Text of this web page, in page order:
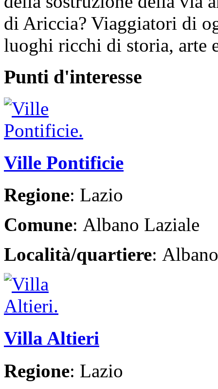
di Ariccia? Viaggiatori di
luoghi ricchi di storia, arte
Punti d'interesse
Ville Pontificie
Regione: Lazio
Comune: Albano Laziale
Località/quartiere:
Villa Altieri
Regione: Lazio